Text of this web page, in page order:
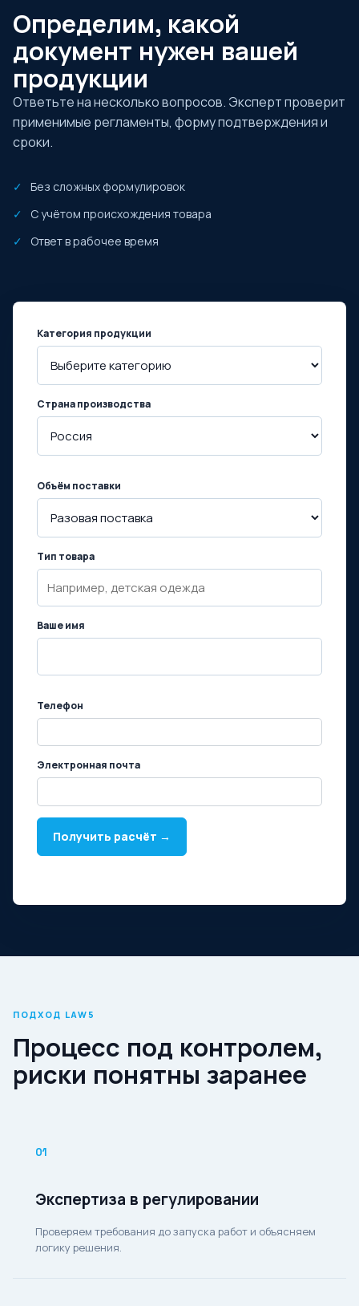
Определим, какой
документ нужен вашей
продукции
Ответьте на несколько вопросов. Эксперт проверит
применимые регламенты, форму подтверждения и
сроки.
Без сложных формулировок
С учётом происхождения товара
Ответ в рабочее время
Категория продукции
Страна производства
Объём поставки
Тип товара
Ваше имя
Телефон
Электронная почта
Получить расчёт →
ПОДХОД LAW5
Процесс под контролем,
риски понятны заранее
01
Экспертиза в регулировании
Проверяем требования до запуска работ и объясняем
логику решения.